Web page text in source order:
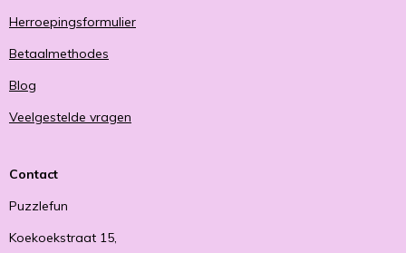
Herroepingsformulier
Betaalmethodes
Blog
Veelgestelde vragen
Contact
Puzzlefun
Koekoekstraat 15,